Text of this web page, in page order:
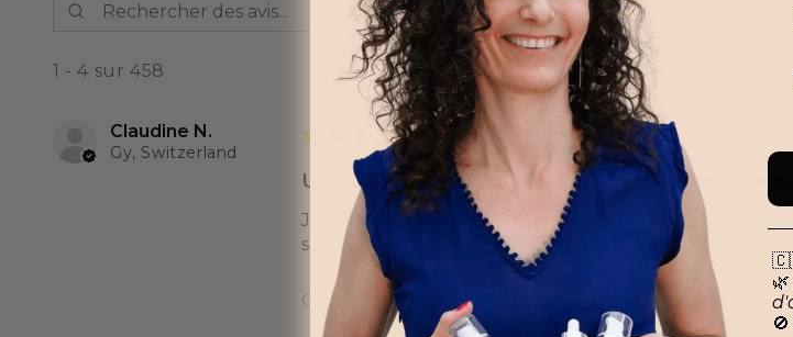
1 - 4 sur 458
Claudine N.
Gy, Switzerland
★ ★ ★
Un indispensable qui permet de réhydrater la
Je ressens tout de suite si je décide de passer
sèche ce que je ne ressens plus les tiraillement dès son
Cet avis vous a-t-il été utile ?
🚫